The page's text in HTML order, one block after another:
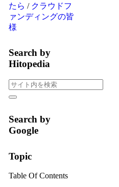
たら / クラウドフ
ァンディングの皆
様
Search by
Hitopedia
Search by
Google
Topic
Table Of Contents